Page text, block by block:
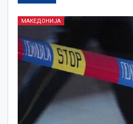
МАКЕДОНИЈА